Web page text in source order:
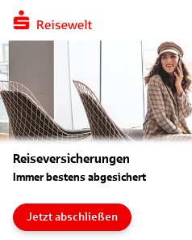
Reiseversicherungen
Immer bestens abgesichert
Jetzt abschließen